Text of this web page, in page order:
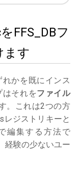
FFS_DBフ
ます
かを既にインス
はそれをファイル
。これは2つの方
レジストリキーと
編集する方法で
経験の少ないユー